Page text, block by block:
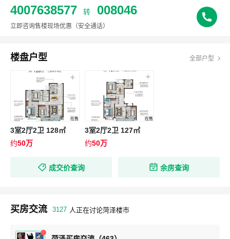
4007638577 转 008046
立即咨询售楼现场优惠 （安全通话）
楼盘户型 全部户型
在售
3室2厅2卫 128㎡
约50万
在售
3室2厅2卫 127㎡
约50万
成交价查询 余房查询
买房交流 3127 人正在讨论菏泽楼市